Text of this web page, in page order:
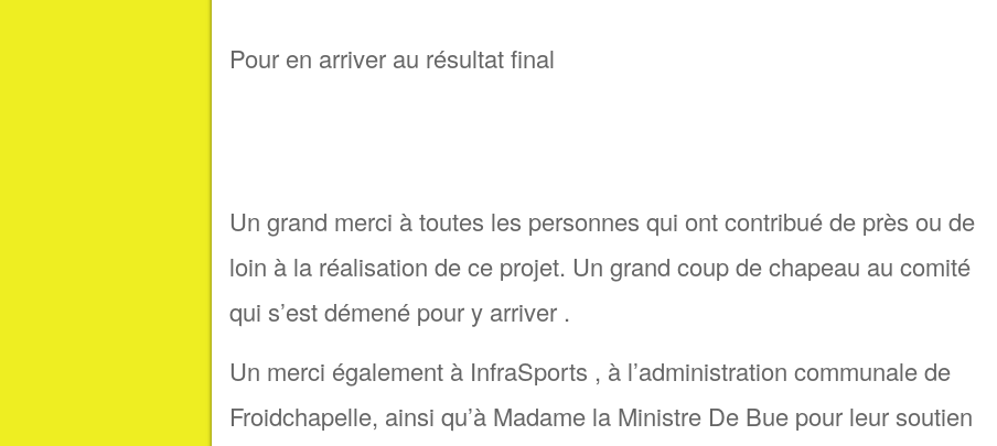
Pour en arriver au résultat final
Un grand merci à toutes les personnes qui ont contribué de près ou de
loin à la réalisation de ce projet. Un grand coup de chapeau au comité
qui s’est démené pour y arriver .
Un merci également à InfraSports , à l’administration communale de
Froidchapelle, ainsi qu’à Madame la Ministre De Bue pour leur soutien